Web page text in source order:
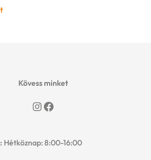
Kövess minket
Instagram
Facebook
Hétköznap: 8:00-16:00